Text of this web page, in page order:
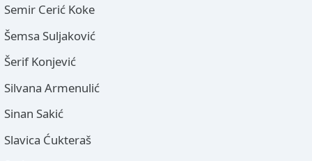
Semir Cerić Koke
Šemsa Suljaković
Šerif Konjević
Silvana Armenulić
Sinan Sakić
Slavica Ćukteraš